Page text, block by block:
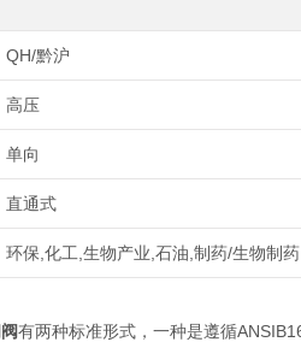
QH/黔沪
高压
单向
直通式
环保,化工,生物产业,石油,制药/生物制药
有两种标准形式，一种是遵循